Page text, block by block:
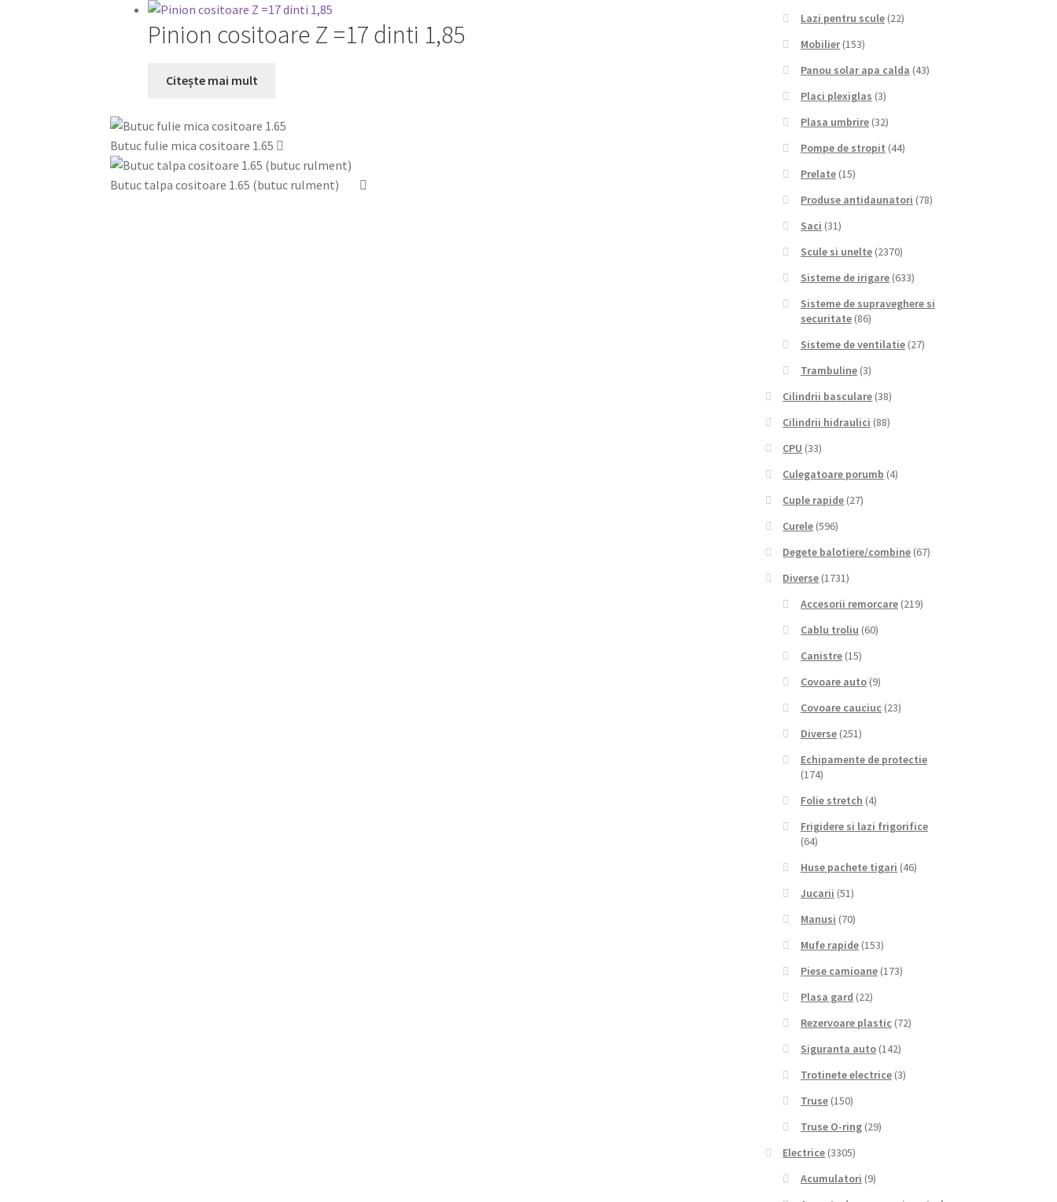
Pinion cositoare Z =17 dinti 1,85
Citește mai mult
Butuc fulie mica cositoare 1.65
Butuc talpa cositoare 1.65 (butuc rulment)
Lazi pentru scule (22)
Mobilier (153)
Panou solar apa calda (43)
Placi plexiglas (3)
Plasa umbrire (32)
Pompe de stropit (44)
Prelate (15)
Produse antidaunatori (78)
Saci (31)
Scule si unelte (2370)
Sisteme de irigare (633)
Sisteme de supraveghere si
securitate (86)
Sisteme de ventilatie (27)
Trambuline (3)
Cilindrii basculare (38)
Cilindrii hidraulici (88)
CPU (33)
Culegatoare porumb (4)
Cuple rapide (27)
Curele (596)
Degete balotiere/combine (67)
Diverse (1731)
Accesorii remorcare (219)
Cablu troliu (60)
Canistre (15)
Covoare auto (9)
Covoare cauciuc (23)
Diverse (251)
Echipamente de protectie
(174)
Folie stretch (4)
Frigidere si lazi frigorifice
(64)
Huse pachete tigari (46)
Jucarii (51)
Manusi (70)
Mufe rapide (153)
Piese camioane (173)
Plasa gard (22)
Rezervoare plastic (72)
Siguranta auto (142)
Trotinete electrice (3)
Truse (150)
Truse O-ring (29)
Electrice (3305)
Acumulatori (9)